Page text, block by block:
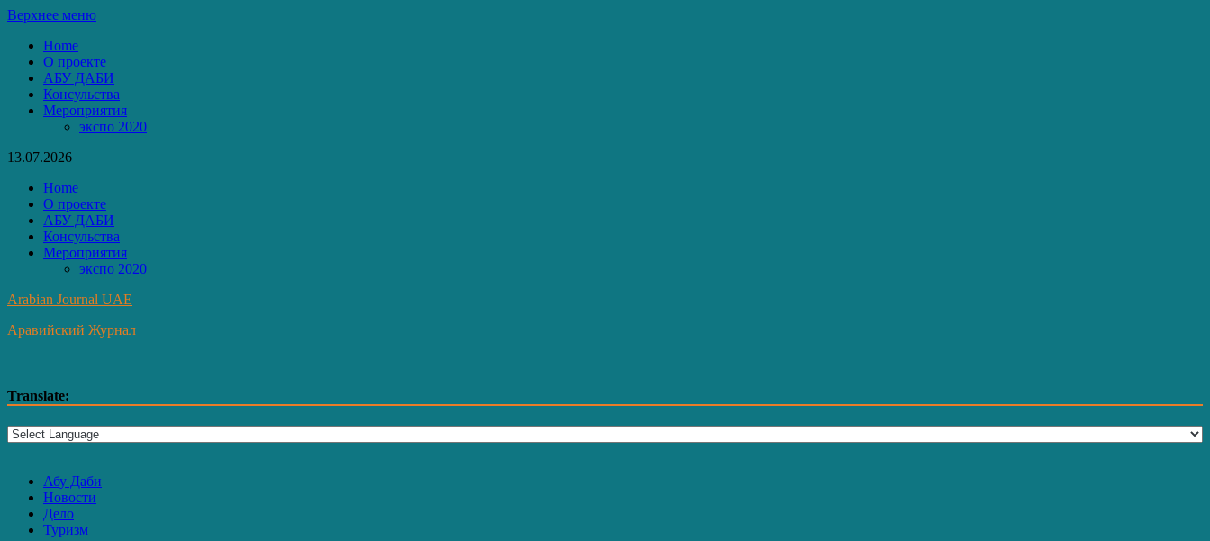
Перейти
содержимому
Верхнее меню
Home
О проекте
АБУ ДАБИ
Консульства
Мероприятия
экспо 2020
13.07.2026
Home
О проекте
АБУ ДАБИ
Консульства
Мероприятия
экспо 2020
Arabian Journal UAE
Аравийский Журнал
Translate:
Абу Даби
Новости
Дело
Туризм